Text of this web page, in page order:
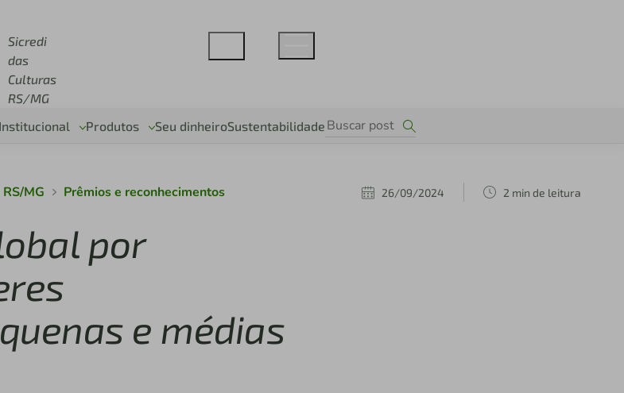
Sicredi
das
Culturas
RS/MG
Produtos Seu dinheiroSustentabilidade
MG Prêmios e reconhecimentos 26/09/2024 2 min de leitura
por
e médias